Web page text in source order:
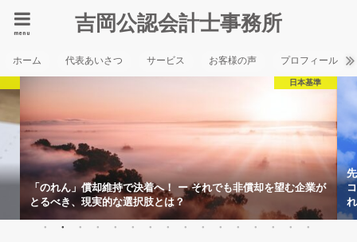
吉岡公認会計士事務所
menu
ホーム 代表あいさつ サービス お客様の声 プロフィール
日本基準
「のれん」償却維持で決着へ！ ー それでも非償却を望む企業が
とるべき、現実的な選択肢とは？